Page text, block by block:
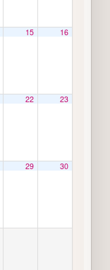
15 16
22 23
29 30